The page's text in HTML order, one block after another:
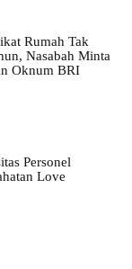
Rumah Tak
Nasabah Minta
Oknum BRI
Personel
Love